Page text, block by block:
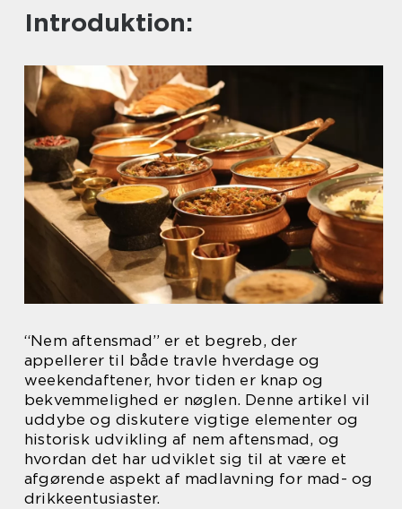
Introduktion:
“Nem aftensmad” er et begreb, der
appellerer til både travle hverdage og
weekendaftener, hvor tiden er knap og
bekvemmelighed er nøglen. Denne artikel vil
uddybe og diskutere vigtige elementer og
historisk udvikling af nem aftensmad, og
hvordan det har udviklet sig til at være et
afgørende aspekt af madlavning for mad- og
drikkeentusiaster.